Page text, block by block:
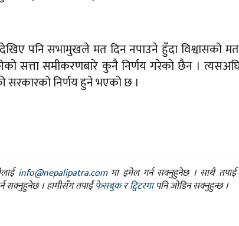
पनि सभामुखले मत दिन नपाउने हुँदा विश्वासको
सत्ता समीकरणबारे कुनै निर्णय गरेको छैन ।
निर्णय हुने भएको छ ।
info@nepalipatra.comमा इमेल गर्न सक्नुहुनेछ । साथै
सक्नुहुनेछ । हामीसँग तपाईंफेसबुकरट्विटरमापनि जोडिन सक्नुहुन्छ ।